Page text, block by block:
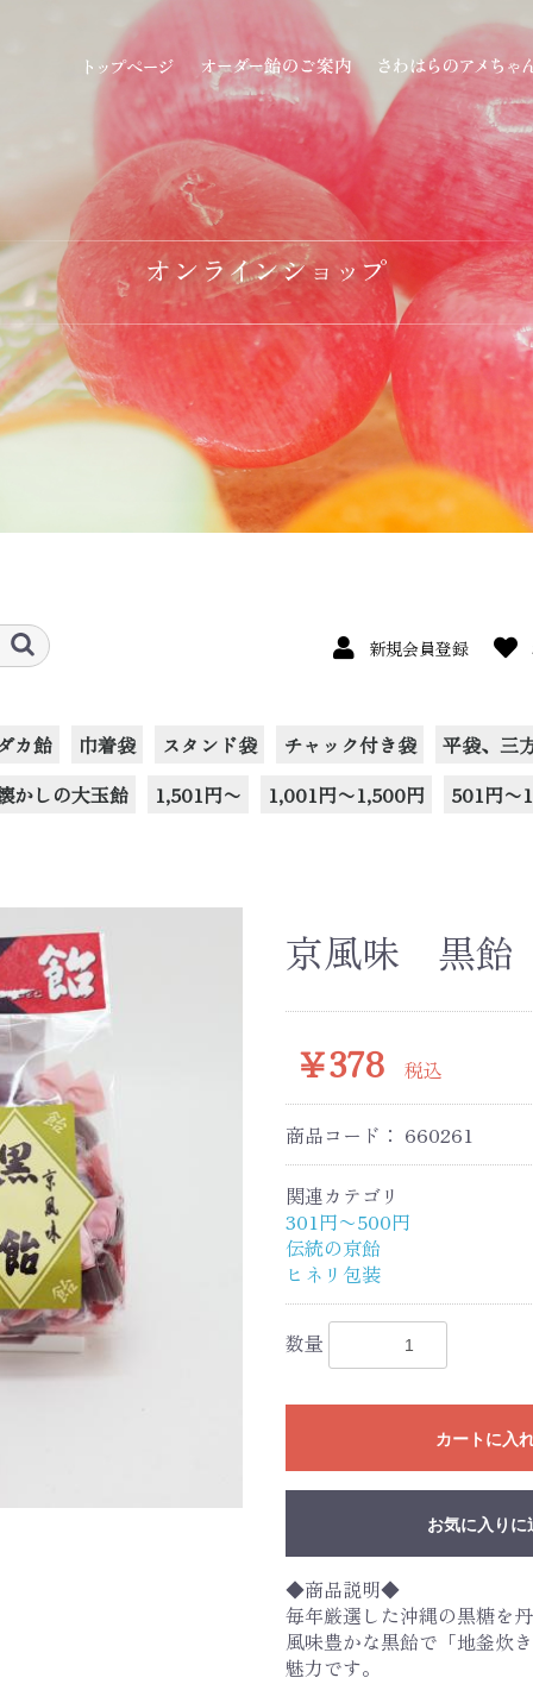
新規会員登録
カ飴 巾着袋 スタンド袋 チャック付き袋 平袋、三
かしの大玉飴
1,501円〜 1,001円〜1,500円 501円〜
京風味 黒
￥378 税込
商品コード： 660261
関連カテゴリ
301円〜500円
伝統の京飴
ヒネリ包装
数量
カートに入
お気に入りに
◆商品説明◆
毎年厳選した沖縄の黒糖を
風味豊かな黒飴で「地釜炊
魅力です。